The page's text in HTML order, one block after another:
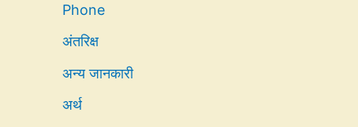
Phone
अंतरिक्ष
अन्य जानकारी
अर्थ